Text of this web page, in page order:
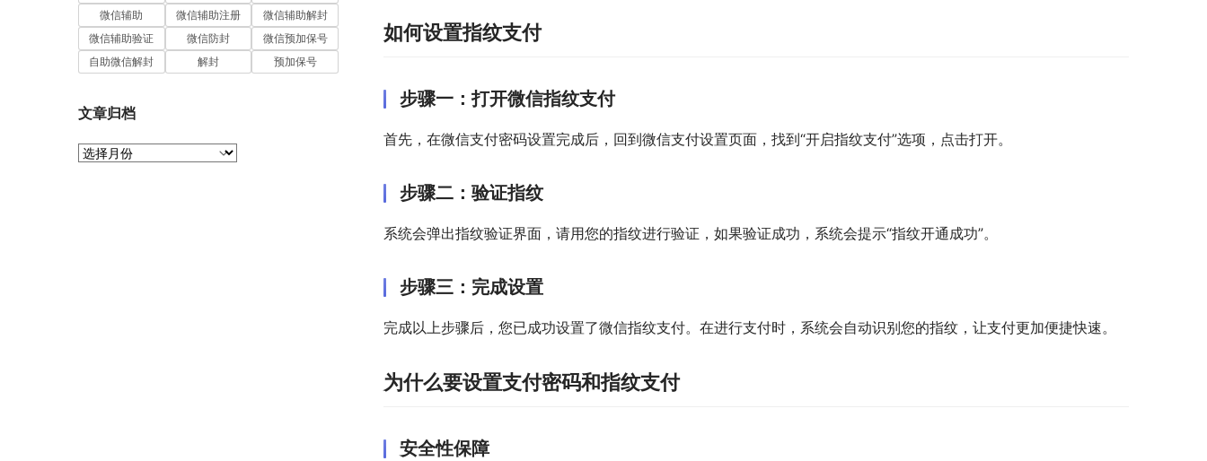
如何设置指纹支付
步骤一：打开微信指纹支付
首先，在微信支付密码设置完成后，回到微信支付设置页面，找到“开启指纹支付”选项，点击打开。
步骤二：验证指纹
系统会弹出指纹验证界面，请用您的指纹进行验证，如果验证成功，系统会提示“指纹开通成功”。
步骤三：完成设置
完成以上步骤后，您已成功设置了微信指纹支付。在进行支付时，系统会自动识别您的指纹，让支付更加便捷快速。
为什么要设置支付密码和指纹支付
安全性保障
微信辅助
微信辅助注册
微信辅助解封
微信辅助验证
微信防封
微信预加保号
自助微信解封
解封 预加保号
文章归档
文